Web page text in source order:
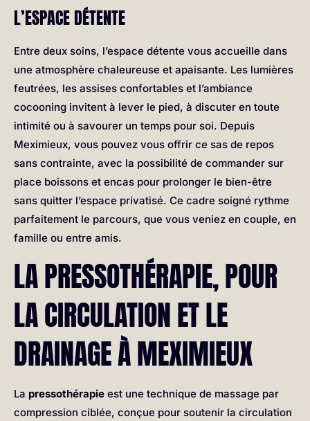
L’ESPACE DÉTENTE
Entre deux soins, l’espace détente vous accueille dans
une atmosphère chaleureuse et apaisante. Les lumières
feutrées, les assises confortables et l’ambiance
cocooning invitent à lever le pied, à discuter en toute
intimité ou à savourer un temps pour soi. Depuis
Meximieux, vous pouvez vous offrir ce sas de repos
sans contrainte, avec la possibilité de commander sur
place boissons et encas pour prolonger le bien-être
sans quitter l’espace privatisé. Ce cadre soigné rythme
parfaitement le parcours, que vous veniez en couple, en
famille ou entre amis.
LA PRESSOTHÉRAPIE, POUR
LA CIRCULATION ET LE
DRAINAGE À MEXIMIEUX
La pressothérapie est une technique de massage par
compression ciblée, conçue pour soutenir la circulation